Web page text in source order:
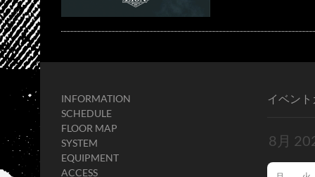
INFORMATION
SCHEDULE
FLOOR MAP
SYSTEM
EQUIPMENT
ACCESS
イベン